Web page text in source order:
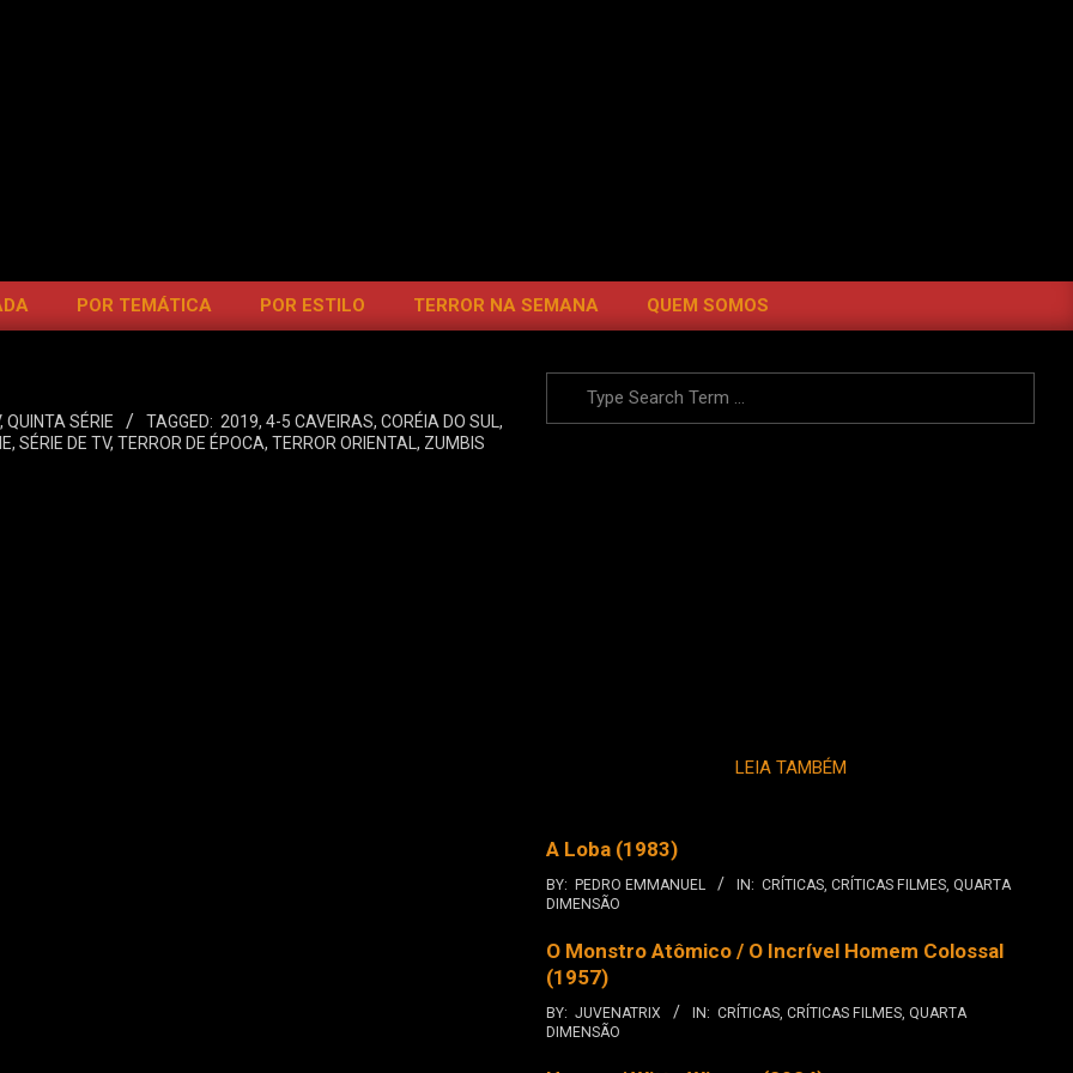
POR TEMÁTICA POR ESTILO TERROR NA SEMANA QUEM SOMOS
, QUINTA SÉRIE TAGGED: 2019, 4-5 CAVEIRAS, CORÉIA DO SUL ,
, SÉRIE DE TV, TERROR DE ÉPOCA, TERROR ORIENTAL , ZUMBIS
LEIA TAMBÉM
A Loba (1983)
BY: PEDRO EMMANUEL IN: CRÍTICAS, CRÍTICAS FILMES, QUARTA
DIMENSÃO
O Monstro Atômico / O Incrível Homem Colossal
(1957)
BY: JUVENATRIX IN: CRÍTICAS, CRÍTICAS FILMES, QUARTA
DIMENSÃO